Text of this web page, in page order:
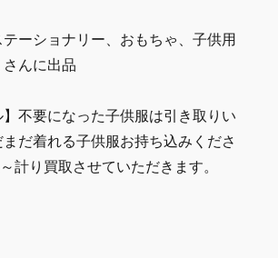
ーショナリー、おもちゃ、子供用
んに出品
】不要になった子供服は引き取りい
だ着れる子供服お持ち込みくださ
計り買取させていただきます。